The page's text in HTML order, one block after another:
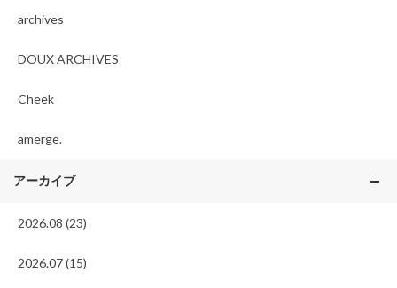
archives
DOUX ARCHIVES
Cheek
amerge.
アーカイブ
2026.08 (23)
2026.07 (15)